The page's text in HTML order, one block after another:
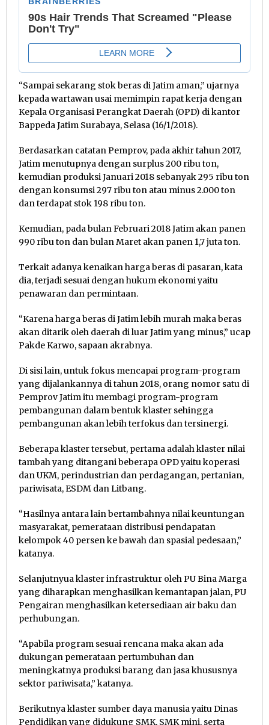
“Sampai sekarang stok beras di Jatim aman,” ujarnya
kepada wartawan usai memimpin rapat kerja dengan
Kepala Organisasi Perangkat Daerah (OPD) di kantor
Bappeda Jatim Surabaya, Selasa (16/1/2018).
Berdasarkan catatan Pemprov, pada akhir tahun 2017,
Jatim menutupnya dengan surplus 200 ribu ton,
kemudian produksi Januari 2018 sebanyak 295 ribu ton
dengan konsumsi 297 ribu ton atau minus 2.000 ton
dan terdapat stok 198 ribu ton.
Kemudian, pada bulan Februari 2018 Jatim akan panen
990 ribu ton dan bulan Maret akan panen 1,7 juta ton.
Terkait adanya kenaikan harga beras di pasaran, kata
dia, terjadi sesuai dengan hukum ekonomi yaitu
penawaran dan permintaan.
“Karena harga beras di Jatim lebih murah maka beras
akan ditarik oleh daerah di luar Jatim yang minus,” ucap
Pakde Karwo, sapaan akrabnya.
Di sisi lain, untuk fokus mencapai program-program
yang dijalankannya di tahun 2018, orang nomor satu di
Pemprov Jatim itu membagi program-program
pembangunan dalam bentuk klaster sehingga
pembangunan akan lebih terfokus dan tersinergi.
Beberapa klaster tersebut, pertama adalah klaster nilai
tambah yang ditangani beberapa OPD yaitu koperasi
dan UKM, perindustrian dan perdagangan, pertanian,
pariwisata, ESDM dan Litbang.
“Hasilnya antara lain bertambahnya nilai keuntungan
masyarakat, pemerataan distribusi pendapatan
kelompok 40 persen ke bawah dan spasial pedesaan,”
katanya.
Selanjutnyua klaster infrastruktur oleh PU Bina Marga
yang diharapkan menghasilkan kemantapan jalan, PU
Pengairan menghasilkan ketersediaan air baku dan
perhubungan.
“Apabila program sesuai rencana maka akan ada
dukungan pemerataan pertumbuhan dan
meningkatnya produksi barang dan jasa khususnya
sektor pariwisata,” katanya.
Berikutnya klaster sumber daya manusia yaitu Dinas
Pendidikan yang didukung SMK, SMK mini, serta